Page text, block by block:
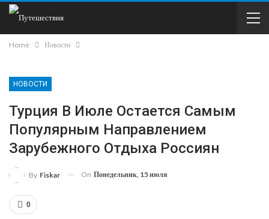
Home Новости
НОВОСТИ
Турция В Июле Остается Самым
Популярным Направлением
Зарубежного Отдыха Россиян
By Fiskar On Понедельник, 15 июля
0